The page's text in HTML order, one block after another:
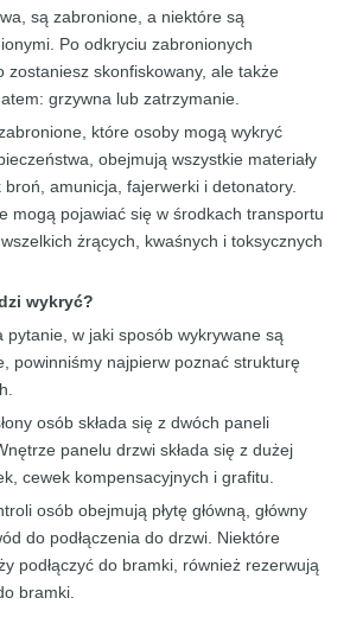
są zabronione, a niektóre są
Po odkryciu zabronionych
zostaniesz skonfiskowany, ale także
grzywna lub zatrzymanie.
które osoby mogą wykryć
obejmują wszystkie materiały
amunicja, fajerwerki i detonatory.
mogą pojawiać się w środkach transportu
żrących, kwaśnych i toksycznych
wykryć?
pytanie, w jaki sposób wykrywane są
powinniśmy najpierw poznać strukturę
osób składa się z dwóch paneli
panelu drzwi składa się z dużej
cewek kompensacyjnych i grafitu.
osób obejmują płytę główną, główny
do podłączenia do drzwi. Niektóre
podłączyć do bramki, również rezerwują
bramki.